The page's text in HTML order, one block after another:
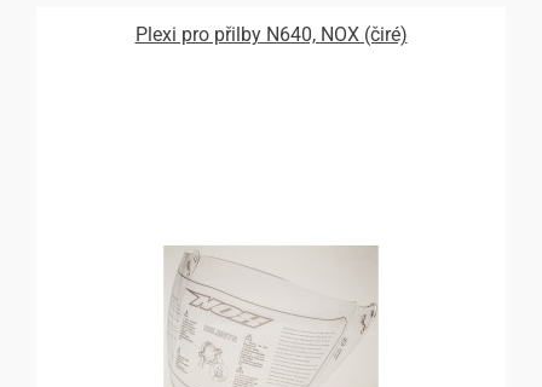
Plexi pro přilby N640, NOX (čiré)